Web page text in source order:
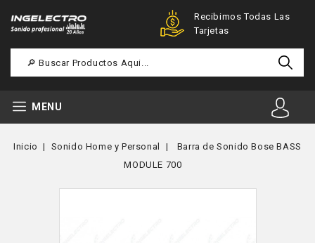
Ofertas Especiales Para
Registrados
Recibimos Todas Las
Tarjetas
MENU
Inicio Sonido Home y Personal
Barra de Sonido Bose BASS
MODULE 700